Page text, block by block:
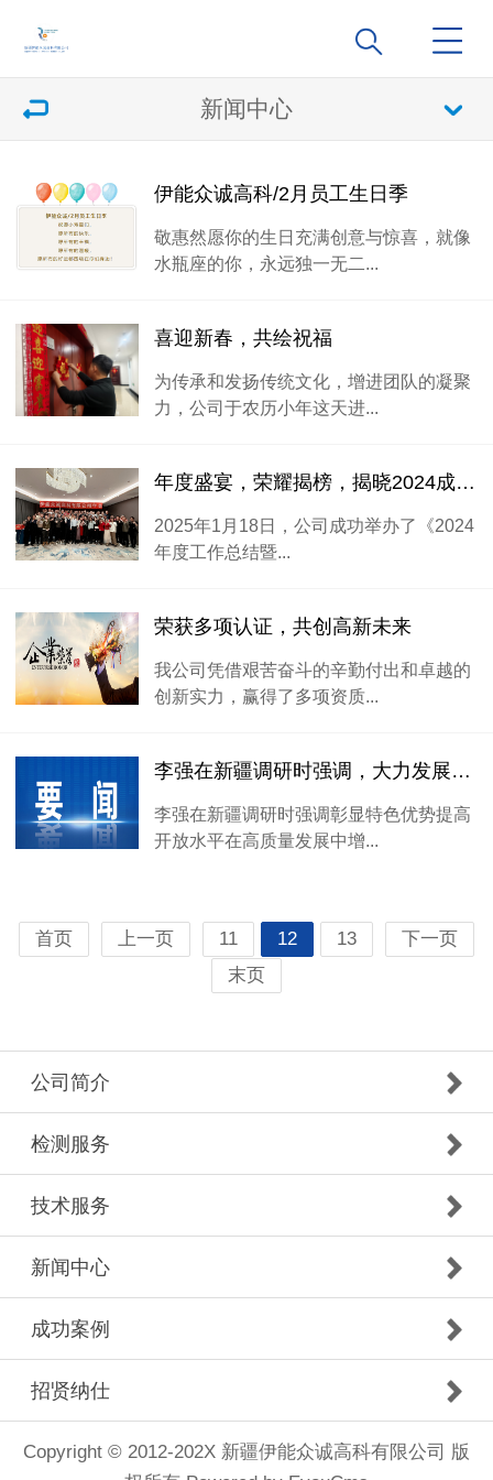
新闻中心
伊能众诚高科/2月员工生日季
敬惠然愿你的生日充满创意与惊喜，就像
水瓶座的你，永远独一无二...
喜迎新春，共绘祝福
为传承和发扬传统文化，增进团队的凝聚
力，公司于农历小年这天进...
年度盛宴，荣耀揭榜，揭晓2024成就，展望2025新篇章
2025年1月18日，公司成功举办了《2024
年度工作总结暨...
荣获多项认证，共创高新未来
我公司凭借艰苦奋斗的辛勤付出和卓越的
创新实力，赢得了多项资质...
李强在新疆调研时强调，大力发展能源、煤化工等特色优势产业
李强在新疆调研时强调彰显特色优势提高
开放水平在高质量发展中增...
首页 上一页 11 12 13
下一页
末页
公司简介
检测服务
技术服务
新闻中心
成功案例
招贤纳仕
Copyright © 2012-202X 新疆伊能众诚高科有限公司 版